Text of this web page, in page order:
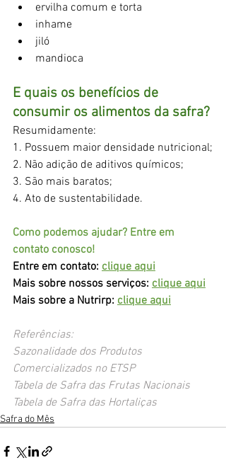
ervilha comum e torta
inhame
jiló
mandioca
E quais os benefícios de
consumir os alimentos da safra?
Resumidamente:
1. Possuem maior densidade nutricional;
2. Não adição de aditivos químicos;
3. São mais baratos;
4. Ato de sustentabilidade.
Como podemos ajudar? Entre em
contato conosco!
Entre em contato: clique aqui
Mais sobre nossos serviços: clique aqui
Mais sobre a Nutrirp: clique aqui
Referências:
Sazonalidade dos Produtos
Comercializados no ETSP
Tabela de Safra das Frutas Nacionais
Tabela de Safra das Hortaliças
Safra do Mês